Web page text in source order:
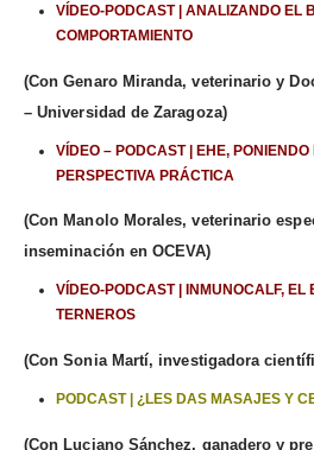
VÍDEO-PODCAST | ANALIZANDO EL
COMPORTAMIENTO
(Con Genaro Miranda, veterinario y
– Universidad de Zaragoza)
VÍDEO – PODCAST | EHE,
PERSPECTIVA PRÁCTICA
(Con Manolo Morales, veterinario
inseminación en OCEVA)
VÍDEO-PODCAST | INMUNOCALF, EL
TERNEROS
(Con Sonia Martí, investigadora
PODCAST | ¿LES DAS MASAJES Y
(Con Luciano Sánchez, ganadero y